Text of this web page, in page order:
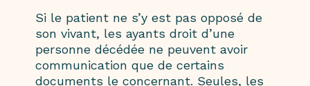
Si le patient ne s’y est pas opposé de
son vivant, les ayants droit d’une
personne décédée ne peuvent avoir
communication que de certains
documents le concernant. Seules, les